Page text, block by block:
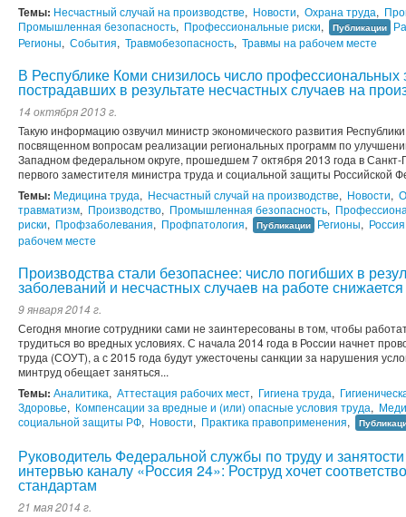
Темы: Несчастный случай на производстве, Новости, Охрана труда,
Промышленная безопасность, Профессиональные риски, Публикации
Регионы, События, Травмобезопасность, Травмы на рабочем месте
В Республике Коми снизилось число профессиональных
пострадавших в результате несчастных случаев на
14 октября 2013 г.
Такую информацию озвучил министр экономического развития
посвященном вопросам реализации региональных программ по
Западном федеральном округе, прошедшем 7 октября 2013 года в Санкт-
первого заместителя министра труда и социальной защиты
Темы: Медицина труда, Несчастный случай на производстве, Новости,
травматизм, Производство, Промышленная безопасность,
риски, Профзаболевания, Профпатология, Публикации Регионы, Россия
рабочем месте
Производства стали безопаснее: число погибших в
заболеваний и несчастных случаев на работе снижается
9 января 2014 г.
Сегодня многие сотрудники сами не заинтересованы в том, чтобы
трудиться во вредных условиях. С начала 2014 года в России начнет
труда (СОУТ), а с 2015 года будут ужесточены санкции за нарушения
минтруд обещает заняться...
Темы: Аналитика, Аттестация рабочих мест, Гигиена труда,
Здоровье, Компенсации за вредные и (или) опасные условия труда,
социальной защиты РФ, Новости, Практика правоприменения,
Руководитель Федеральной службы по труду и
интервью каналу «Россия 24»: Роструд хочет
стандартам
21 мая 2014 г.